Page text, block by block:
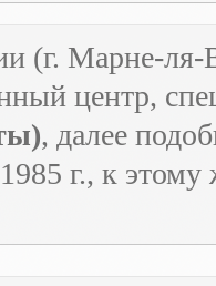
(г. Марне-
центр,
, далее
г., к этому